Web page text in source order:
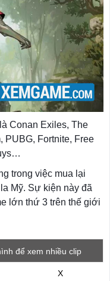
Conan Exiles, The
PUBG, Fortnite, Free
trong việc mua lại
Mỹ. Sự kiện này đã
lớn thứ 3 trên thế giới
để xem nhiều clip
X